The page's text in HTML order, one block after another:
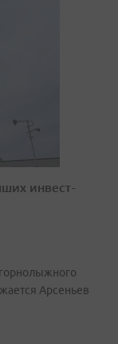
инвест-
Арсеньев